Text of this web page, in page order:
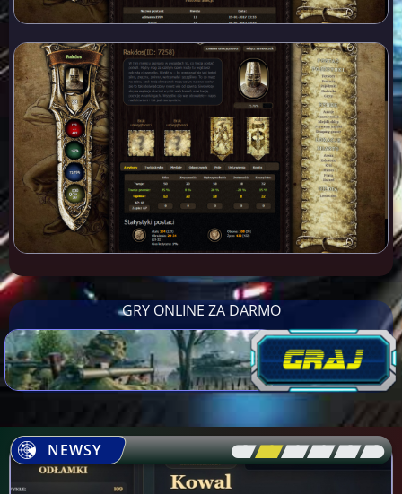
GRY ONLINE ZA DARMO
NEWSY [\ \\ \\ \\ \\ \]